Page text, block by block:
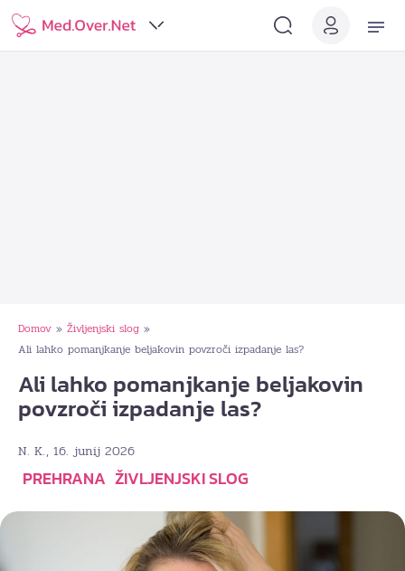
Domov » Življenjski slog »
Ali lahko pomanjkanje beljakovin povzroči izpadanje las?
Ali lahko pomanjkanje beljakovin
povzroči izpadanje las?
N. K., 16. junij 2026
PREHRANA ŽIVLJENJSKI SLOG